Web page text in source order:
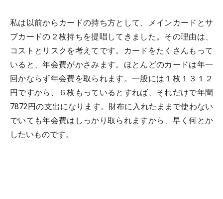
私は以前からカードの持ち方として、メインカードとサ
ブカードの２枚持ちを提唱してきました。その理由は、
コストとリスクを考えてです。カードをたくさんもって
いると、年会費がかさみます。ほとんどのカードは年一
回かならず年会費を取られます。一般には１枚１３１２
円ですから、６枚もっているとすれば、それだけで年間
7872円の支出になります。財布に入れたままで使わない
でいても年会費はしっかり取られますから、早く何とか
したいものです。